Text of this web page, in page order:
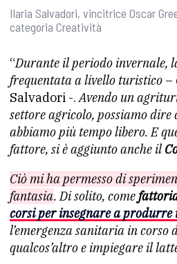
Ilaria Salvadori, vincitrice Oscar
categoria Creatività
“Durante il periodo invernale,
frequentata a livello turistico –
Salvadori -.Avendo un
settore agricolo, possiamo dire
abbiamo più tempo libero. E
fattore, si è aggiunto anche il
Ciò mi ha permesso di
fantasia. Di solito, come
corsi per insegnare a
l’emergenza sanitaria in corso
qualcos’altro e impiegare il